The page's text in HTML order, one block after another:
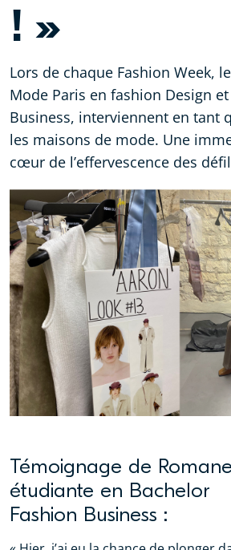
! »
Lors de chaque Fashion Week,
Mode Paris en fashion Design
Business, interviennent en tant
les maisons de mode. Une
cœur de l’effervescence des
Témoignage de
étudiante en Bachelor
Fashion Business :